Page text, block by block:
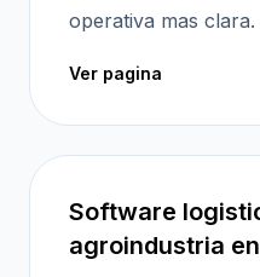
operativa mas clara.
Ver pagina
Software
agroindustria